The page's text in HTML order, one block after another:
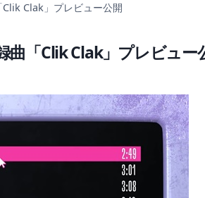
Clak」プレビュー公開
「Clik Clak」プレビュー